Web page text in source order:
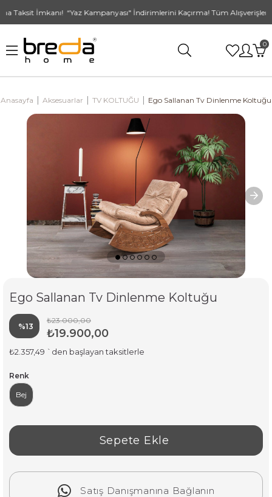
İmkanı! “Yaz Kampanyası" İndirimlerini Kaçırma! Tüm
0
Anasayfa Aksesuarlar TV KOLTUĞU Ego Sallanan Tv Dinlenme Koltuğu
Ego Sallanan Tv Dinlenme Koltuğu
%13
İndirim
₺23.000,00
₺19.900,00
₺2.357,49 `den başlayan taksitlerle
Renk
Bej
Satış Danışmanına Bağlanın